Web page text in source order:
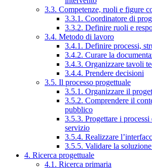
3.3. Competenze, ruoli e figure
3.3.1. Coordinatore di
3.3.2. Definire ruoli e
3.4. Metodo di lavoro
3.4.1. Definire processi,
3.4.2. Curare la
3.4.3. Organizzare tavoli
3.4.4. Prendere decisioni
3.5. Il processo progettuale
3.5.1. Organizzare il
3.5.2. Comprendere il
pubblico
3.5.3. Progettare i processi
servizio
3.5.4. Realizzare
3.5.5. Validare la
4. Ricerca progettuale
4.1. Ricerca primaria